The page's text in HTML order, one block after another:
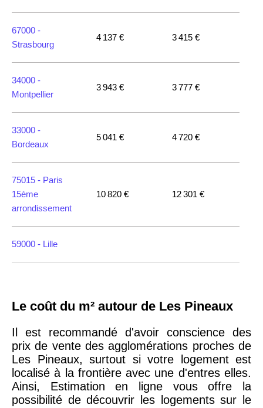
67000 -
Strasbourg
4 137 € 3 415 €
34000 -
Montpellier
3 943 € 3 777 €
33000 -
Bordeaux
5 041 € 4 720 €
75015 - Paris
15ème
arrondissement
10 820 € 12 301 €
59000 - Lille
18ème
arrondissement
10 114 € 11 322 €
75020 -Paris
20ème
9 623 € 11 141 €
Le coût du m² autour de Les Pineaux
Il est recommandé d'avoir conscience des
prix de vente des agglomérations proches de
Les Pineaux, surtout si votre logement est
localisé à la frontière avec une d'entres elles.
Ainsi, Estimation en ligne vous offre la
possibilité de découvrir les logements sur le